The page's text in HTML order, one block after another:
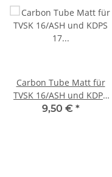
Carbon Tube Matt für
TVSK 16/ASH und KDPS
17 Länge19 mm
9,50 € *